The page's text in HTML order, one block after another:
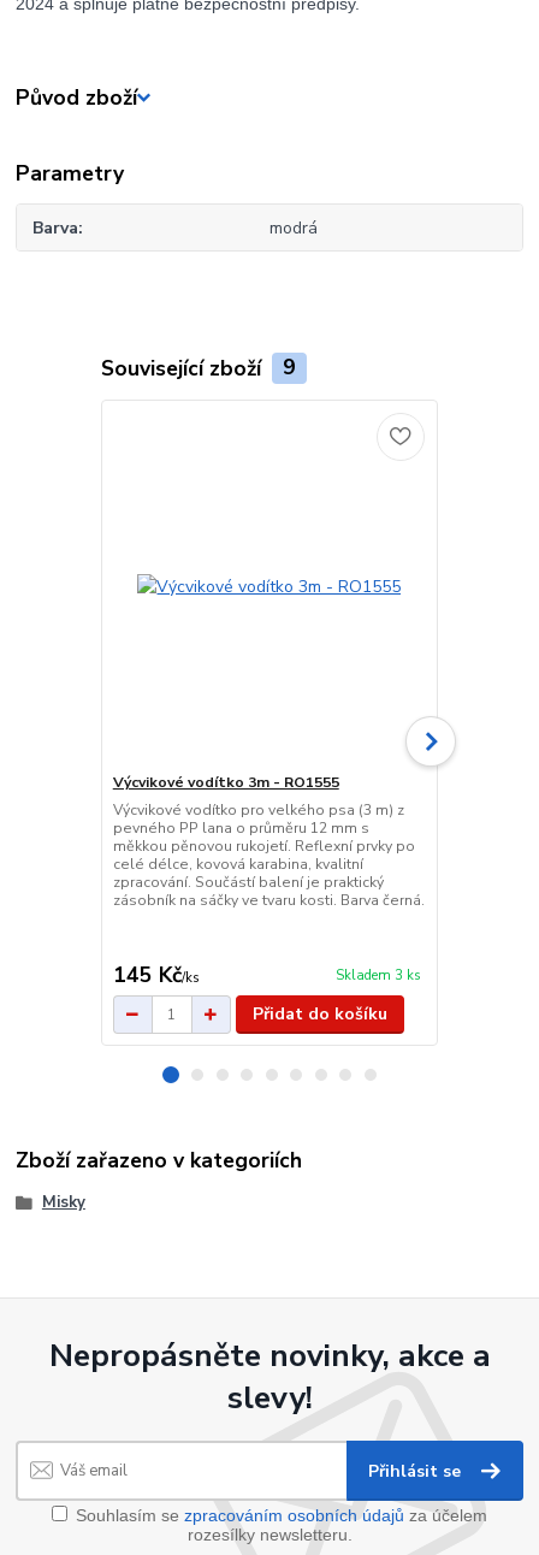
Původ zboží
Parametry
Barva modrá
Související zboží 9
Výcvikové vodítko 3m - RO1555
Výcvikové vodítko pro velkého psa (3 m) z
pevného PP lana o průměru 12 mm s
měkkou pěnovou rukojetí. Reflexní prvky po
celé délce, kovová karabina, kvalitní
zpracování. Součástí balení je praktický
zásobník na sáčky ve tvaru kosti. Barva černá.
145 Kč/ks Skladem 3 ks
Přidat do košíku
Zboží zařazeno v kategoriích
Misky
Nepropásněte novinky, akce a
slevy!
Přihlásit se
Souhlasím se zpracováním osobních údajů za účelem
rozesílky newsletteru.